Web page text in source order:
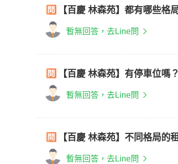
【百慶 林森苑】都有哪些格
暫無回答，去Line問
【百慶 林森苑】有停車位嗎
暫無回答，去Line問
【百慶 林森苑】不同格局的
暫無回答，去Line問